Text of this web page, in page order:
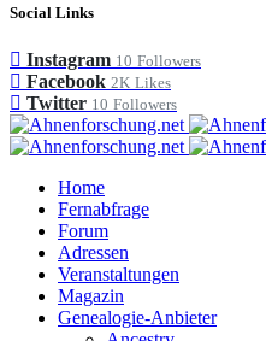
Social Links
Instagram 10 Followers
Facebook 2K Likes
Twitter 10 Followers
Home
Fernabfrage
Forum
Adressen
Veranstaltungen
Magazin
Genealogie-Anbieter